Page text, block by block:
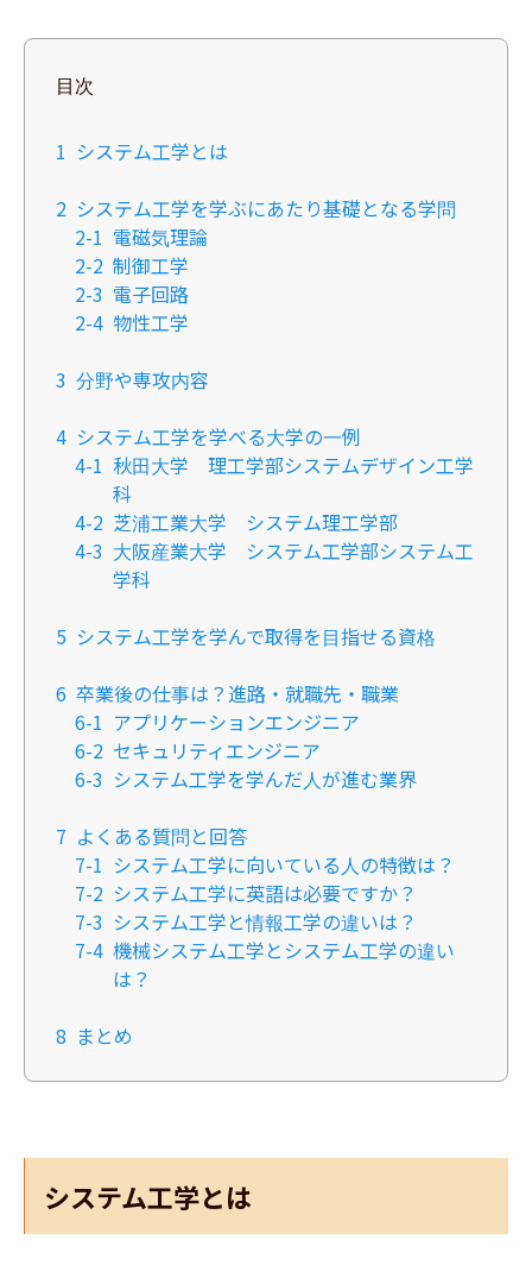
目次
1 システム工学とは
2 システム工学を学ぶにあたり基礎となる学問
2-1 電磁気理論
2-2 制御工学
2-3 電子回路
2-4 物性工学
3 分野や専攻内容
4 システム工学を学べる大学の一例
4-1 秋田大学 理工学部システムデザイン工学
科
4-2 芝浦工業大学 システム理工学部
4-3 大阪産業大学 システム工学部システム工
学科
5 システム工学を学んで取得を目指せる資格
6 卒業後の仕事は？進路・就職先・職業
6-1 アプリケーションエンジニア
6-2 セキュリティエンジニア
6-3 システム工学を学んだ人が進む業界
7 よくある質問と回答
7-1 システム工学に向いている人の特徴は？
7-2 システム工学に英語は必要ですか？
7-3 システム工学と情報工学の違いは？
7-4 機械システム工学とシステム工学の違い
は？
8 まとめ
システム工学とは